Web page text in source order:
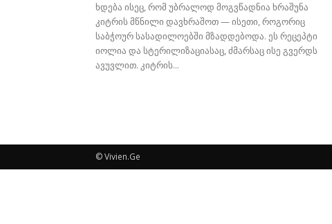
ხდება ისეც, რომ უბრალოდ მოგვწადნია ხრაშუნა
კიტრის მწნილი დავხრაშოთ — ისეთი, როგორიც
საბჭოურ სასადილოებში მზადდებოდა. ეს რეცეპტი
იოლია და სტერილიზაციასაც, ძმარსაც ისე გვერდს
ავუვლით. კიტრის...
© Vivien.Ge